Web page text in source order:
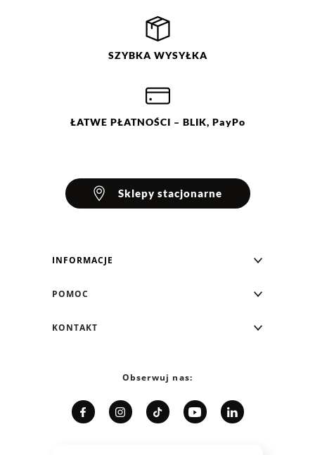
SZYBKA WYSYŁKA
ŁATWE PŁATNOŚCI – BLIK, PayPo
Sklepy stacjonarne
INFORMACJE
Klub Greenpoint
Współpraca
POMOC
Zwrot/Wymiana
KONTAKT
Telefon: 12 287 07 07
Pn. - pt.: 8:00 - 15:00
Relacje inwestorskie
Obserwuj nas: